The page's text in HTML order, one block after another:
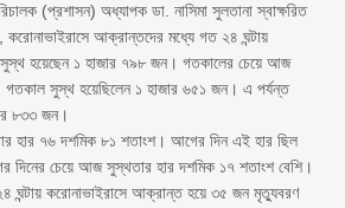
(প্রশাসন) অধ্যাপক ডা. নাসিমা সুলতানা স্বাক্ষরিত
করোনাভাইরাসে আক্রান্তদের মধ্যে গত ২৪ ঘন্টায়
সুস্থ হয়েছেন ১ হাজার ৭৯৮ জন। গতকালের চেয়ে আজ
সুস্থ হয়েছিলেন ১ হাজার ৬৫১ জন। এ পর্যন্ত
৮৩৩ জন।
হার ৭৬ দশমিক ৮১ শতাংশ। আগের দিন এই হার ছিল
চেয়ে আজ সুস্থতার হার দশমিক ১৭ শতাংশ বেশি।
ঘন্টায় করোনাভাইরাসে আক্রান্ত হয়ে ৩৫ জন মৃত্যুবরণ